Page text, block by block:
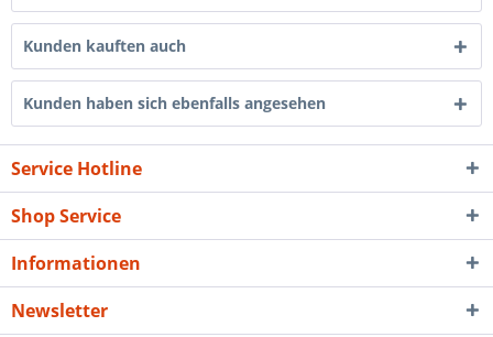
Kunden kauften auch
Kunden haben sich ebenfalls angesehen
Service Hotline
Shop Service
Informationen
Newsletter